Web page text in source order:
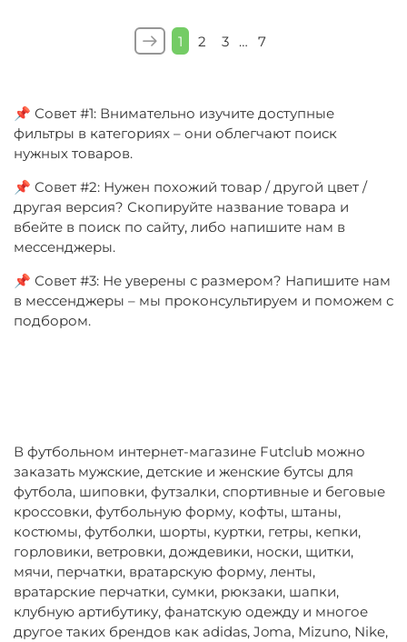
1 2 3 … 7
📌 Совет #1: Внимательно изучите доступные
фильтры в категориях – они облегчают поиск
нужных товаров.
📌 Совет #2: Нужен похожий товар / другой цвет /
другая версия? Скопируйте название товара и
вбейте в поиск по сайту, либо напишите нам в
мессенджеры.
📌 Совет #3: Не уверены с размером? Напишите нам
в мессенджеры – мы проконсультируем и поможем с
подбором.
В футбольном интернет-магазине Futclub можно
заказать мужские, детские и женские бутсы для
футбола, шиповки, футзалки, спортивные и беговые
кроссовки, футбольную форму, кофты, штаны,
костюмы, футболки, шорты, куртки, гетры, кепки,
горловики, ветровки, дождевики, носки, щитки,
мячи, перчатки, вратарскую форму, ленты,
вратарские перчатки, сумки, рюкзаки, шапки,
клубную артибутику, фанатскую одежду и многое
другое таких брендов как adidas, Joma, Mizuno, Nike,